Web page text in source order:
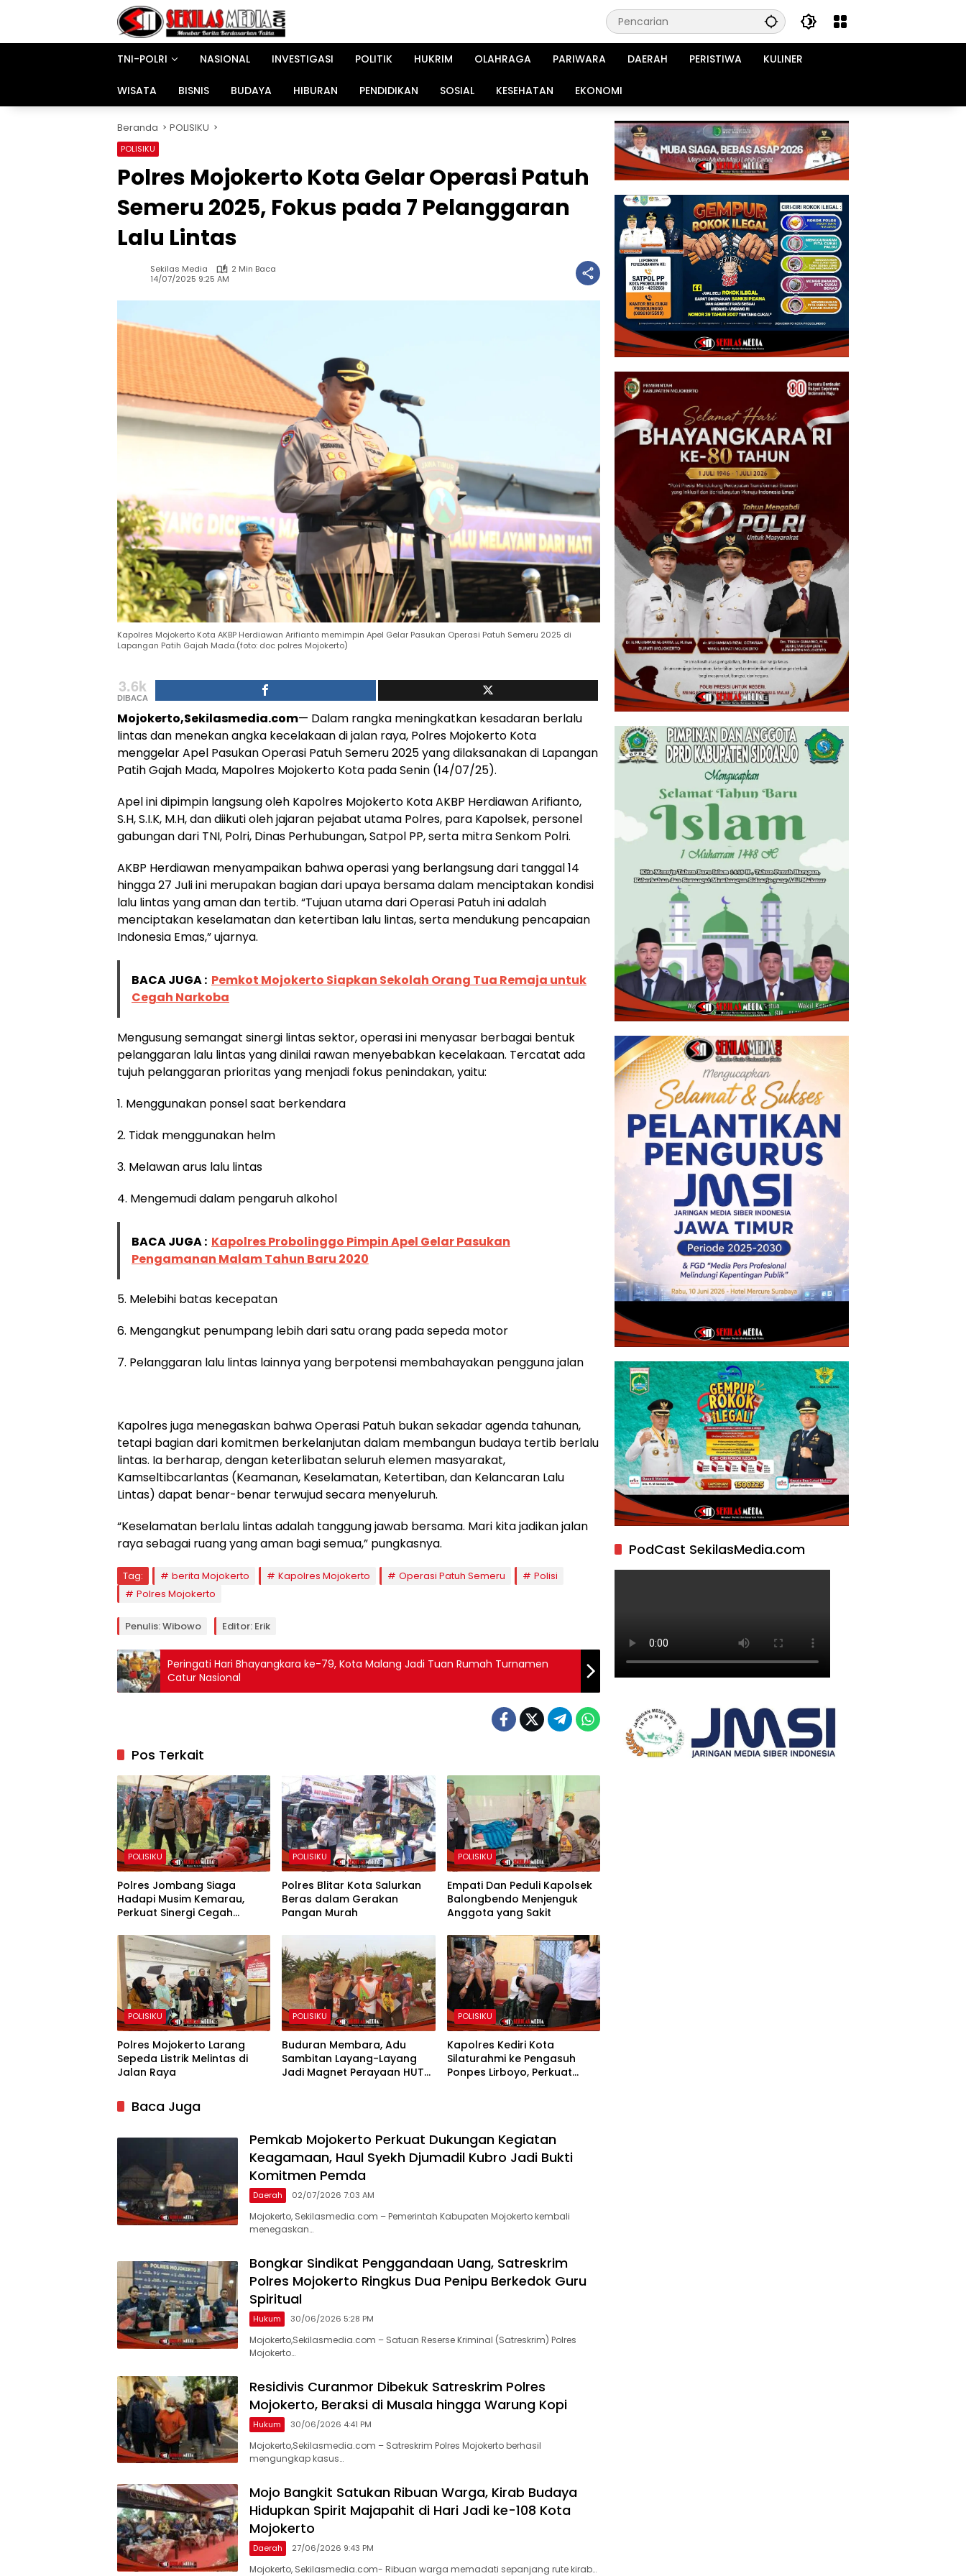
TNI-POLRI
NASIONAL INVESTIGASI POLITIK HUKRIM OLAHRAGA PARIWARA DAERAH PERISTIWA KULINER
WISATA BISNIS BUDAYA HIBURAN PENDIDIKAN SOSIAL KESEHATAN EKONOMI
Beranda POLISIKU
POLISIKU
Polres Mojokerto Kota Gelar Operasi Patuh
Semeru 2025, Fokus pada 7 Pelanggaran
Lalu Lintas
Sekilas Media
2 Min Baca
14/07/2025 9:25 AM
Kapolres Mojokerto Kota AKBP Herdiawan Arifianto memimpin Apel Gelar Pasukan Operasi Patuh Semeru 2025 di
Lapangan Patih Gajah Mada.(foto: doc polres Mojokerto)
3.6k
DIBACA
Mojokerto,Sekilasmedia.com— Dalam rangka meningkatkan kesadaran berlalu
lintas dan menekan angka kecelakaan di jalan raya, Polres Mojokerto Kota
menggelar Apel Pasukan Operasi Patuh Semeru 2025 yang dilaksanakan di Lapangan
Patih Gajah Mada, Mapolres Mojokerto Kota pada Senin (14/07/25).
Apel ini dipimpin langsung oleh Kapolres Mojokerto Kota AKBP Herdiawan Arifianto,
S.H, S.I.K, M.H, dan diikuti oleh jajaran pejabat utama Polres, para Kapolsek, personel
gabungan dari TNI, Polri, Dinas Perhubungan, Satpol PP, serta mitra Senkom Polri.
AKBP Herdiawan menyampaikan bahwa operasi yang berlangsung dari tanggal 14
hingga 27 Juli ini merupakan bagian dari upaya bersama dalam menciptakan kondisi
lalu lintas yang aman dan tertib. “Tujuan utama dari Operasi Patuh ini adalah
menciptakan keselamatan dan ketertiban lalu lintas, serta mendukung pencapaian
Indonesia Emas,” ujarnya.
BACA JUGA : Pemkot Mojokerto Siapkan Sekolah Orang Tua Remaja untuk
Cegah Narkoba
Mengusung semangat sinergi lintas sektor, operasi ini menyasar berbagai bentuk
pelanggaran lalu lintas yang dinilai rawan menyebabkan kecelakaan. Tercatat ada
tujuh pelanggaran prioritas yang menjadi fokus penindakan, yaitu:
1. Menggunakan ponsel saat berkendara
2. Tidak menggunakan helm
3. Melawan arus lalu lintas
4. Mengemudi dalam pengaruh alkohol
BACA JUGA : Kapolres Probolinggo Pimpin Apel Gelar Pasukan
Pengamanan Malam Tahun Baru 2020
5. Melebihi batas kecepatan
6. Mengangkut penumpang lebih dari satu orang pada sepeda motor
7. Pelanggaran lalu lintas lainnya yang berpotensi membahayakan pengguna jalan
Kapolres juga menegaskan bahwa Operasi Patuh bukan sekadar agenda tahunan,
tetapi bagian dari komitmen berkelanjutan dalam membangun budaya tertib berlalu
lintas. Ia berharap, dengan keterlibatan seluruh elemen masyarakat,
Kamseltibcarlantas (Keamanan, Keselamatan, Ketertiban, dan Kelancaran Lalu
Lintas) dapat benar-benar terwujud secara menyeluruh.
“Keselamatan berlalu lintas adalah tanggung jawab bersama. Mari kita jadikan jalan
raya sebagai ruang yang aman bagi semua,” pungkasnya.
Tag: berita Mojokerto Kapolres Mojokerto Operasi Patuh Semeru
Polisi
Polres Mojokerto
Penulis: Wibowo Editor: Erik
Peringati Hari Bhayangkara ke-79, Kota Malang Jadi Tuan Rumah Turnamen
Catur Nasional
Pos Terkait
POLISIKU
Polres Jombang Siaga
Hadapi Musim Kemarau,
Perkuat Sinergi Cegah
POLISIKU
Polres Blitar Kota Salurkan
Beras dalam Gerakan
Pangan Murah
POLISIKU
Empati Dan Peduli Kapolsek
Balongbendo Menjenguk
Anggota yang Sakit
POLISIKU
Polres Mojokerto Larang
Sepeda Listrik Melintas di
Jalan Raya
POLISIKU
Buduran Membara, Adu
Sambitan Layang-Layang
Jadi Magnet Perayaan HUT
POLISIKU
Kapolres Kediri Kota
Silaturahmi ke Pengasuh
Ponpes Lirboyo, Perkuat
Baca Juga
Pemkab Mojokerto Perkuat Dukungan Kegiatan
Keagamaan, Haul Syekh Djumadil Kubro Jadi Bukti
Komitmen Pemda
Daerah 02/07/2026 7:03 AM
Mojokerto, Sekilasmedia.com – Pemerintah Kabupaten Mojokerto kembali
menegaskan…
Bongkar Sindikat Penggandaan Uang, Satreskrim
Polres Mojokerto Ringkus Dua Penipu Berkedok Guru
Spiritual
Hukum 30/06/2026 5:28 PM
Mojokerto,Sekilasmedia.com – Satuan Reserse Kriminal (Satreskrim) Polres
Mojokerto…
Residivis Curanmor Dibekuk Satreskrim Polres
Mojokerto, Beraksi di Musala hingga Warung Kopi
Hukum 30/06/2026 4:41 PM
Mojokerto,Sekilasmedia.com – Satreskrim Polres Mojokerto berhasil
mengungkap kasus…
Mojo Bangkit Satukan Ribuan Warga, Kirab Budaya
Hidupkan Spirit Majapahit di Hari Jadi ke-108 Kota
Mojokerto
Daerah 27/06/2026 9:43 PM
Mojokerto, Sekilasmedia.com- Ribuan warga memadati sepanjang rute kirab…
PodCast SekilasMedia.com